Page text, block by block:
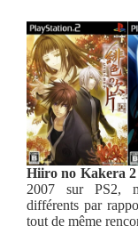
Hiiro no Kakera
2007 sur PS2,
différents par
tout de même